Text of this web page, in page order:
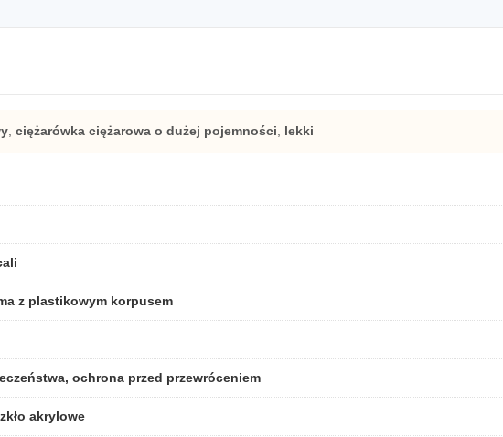
ciężarówka ciężarowa o dużej pojemności lekki
z plastikowym korpusem
ochrona przed przewróceniem
akrylowe